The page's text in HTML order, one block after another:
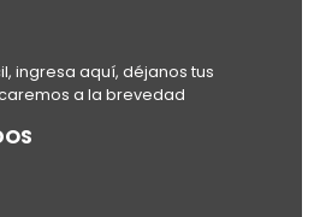
ingresa aquí, déjanos tus
a la brevedad